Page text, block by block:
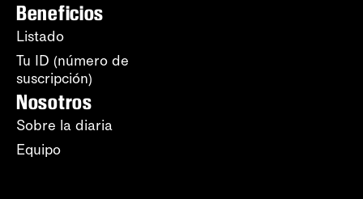
Beneficios
Listado
Tu ID (número de
suscripción)
Nosotros
Sobre la diaria
Equipo